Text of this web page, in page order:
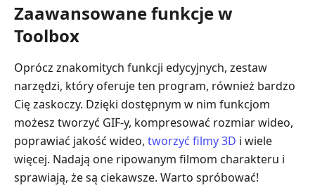
Zaawansowane funkcje w
Toolbox
Oprócz znakomitych funkcji edycyjnych, zestaw
narzędzi, który oferuje ten program, również bardzo
Cię zaskoczy. Dzięki dostępnym w nim funkcjom
możesz tworzyć GIF-y, kompresować rozmiar wideo,
poprawiać jakość wideo, tworzyć filmy 3D i wiele
więcej. Nadają one ripowanym filmom charakteru i
sprawiają, że są ciekawsze. Warto spróbować!